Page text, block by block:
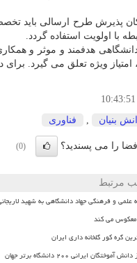
پذیرش طرح ارسالی باید
با اولویت استفاده گردد.
هدفمند و موثر و
ویژه تعلق می گیرد. برای
10:43:51
بنیان فناوری
را می پسندید؟ (0)
مرتبط
علمی و فرهنگی جهاد دانشگاهی به شهید
می کند
گره کور گلخانه داری ایران
ایرانی ۲۰۰ دانشگاه برتر جهان